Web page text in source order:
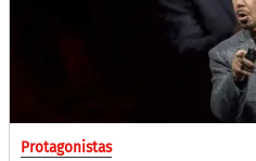
Protagonistas